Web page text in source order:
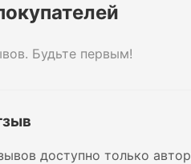
Будьте первым!
доступно только